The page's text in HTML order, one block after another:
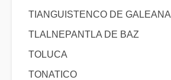
TIANGUISTENCO DE GALEANA
TLALNEPANTLA DE BAZ
TOLUCA
TONATICO